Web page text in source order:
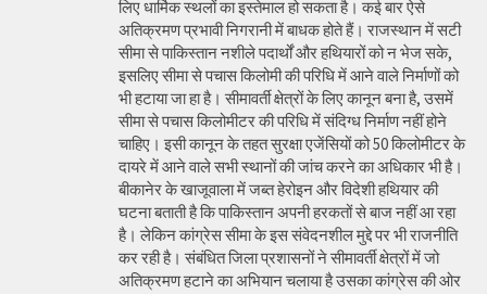
लिए धार्मिक स्थलों का इस्तेमाल हो सकता है। कई बार ऐसे
अतिक्रमण प्रभावी निगरानी में बाधक होते हैं। राजस्थान में सटी
सीमा से पाकिस्तान नशीले पदार्थों और हथियारों को न भेज सके,
इसलिए सीमा से पचास किलोमी की परिधि में आने वाले निर्माणों को
भी हटाया जा हा है। सीमावर्ती क्षेत्रों के लिए कानून बना है, उसमें
सीमा से पचास किलोमीटर की परिधि में संदिग्ध निर्माण नहीं होने
चाहिए। इसी कानून के तहत सुरक्षा एजेंसियों को 50 किलोमीटर के
दायरे में आने वाले सभी स्थानों की जांच करने का अधिकार भी है।
बीकानेर के खाजूवाला में जब्त हेरोइन और विदेशी हथियार की
घटना बताती है कि पाकिस्तान अपनी हरकतों से बाज नहीं आ रहा
है। लेकिन कांग्रेस सीमा के इस संवेदनशील मुद्दे पर भी राजनीति
कर रही है। संबंधित जिला प्रशासनों ने सीमावर्ती क्षेत्रों में जो
अतिक्रमण हटाने का अभियान चलाया है उसका कांग्रेस की ओर